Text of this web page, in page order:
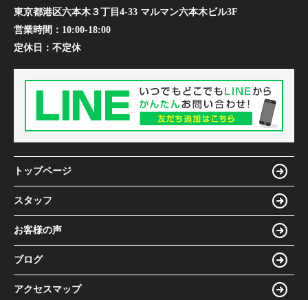
東京都港区六本木３丁目4-33 マルマン六本木ビル3F
営業時間： 10:00-18:00
定休日： 不定休
トップページ
スタッフ
お客様の声
ブログ
アクセスマップ